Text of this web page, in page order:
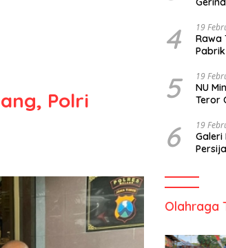
Polri
4 19
Rawa
5 19
NU
Teror
6 19
Galeri
Olahraga